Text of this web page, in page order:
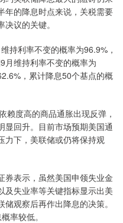
年的降息时点来说，关税需要
议的关键。
利率不变的概率为96.9%，
月维持利率不变的概率为
，累计降息50个基点的概
度高的商品通胀出现反弹，
显回升。目前市场预期美国通
力下，美联储或仍将保持观
表示，虽然美国申领失业金
及失业率等关键指标显示出美
观察后再作出降息的决策。
率较低。